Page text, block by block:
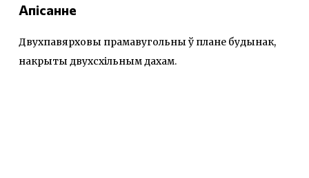
Апісанне
Двухпавярховы прамавугольны ў плане будынак,
накрыты двухсхільным дахам.